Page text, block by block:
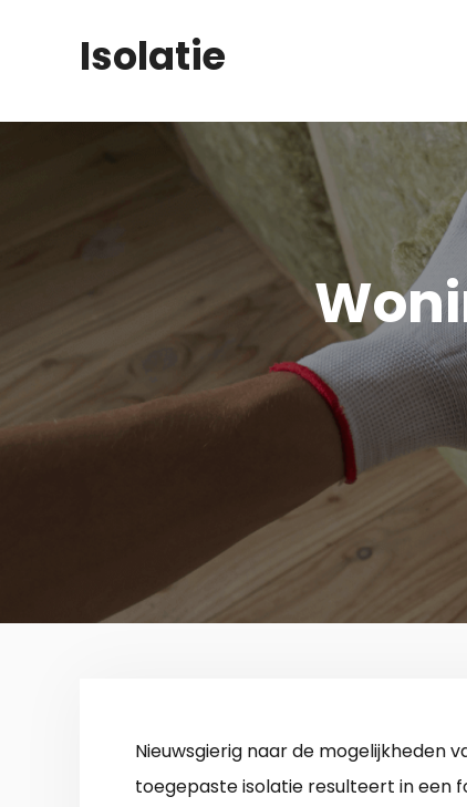
Isolatie
Nieuwsgierig naar de mogelijkheden
toegepaste isolatie resulteert in een